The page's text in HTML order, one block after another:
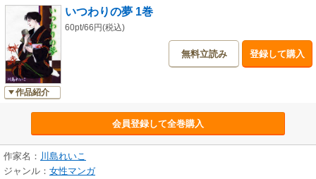
作品紹介
いつわりの夢 1巻
60pt/66円(税込)
無料立読み 登録して購入
会員登録して全巻購入
作家名： 川島れいこ
ジャンル： 女性マンガ